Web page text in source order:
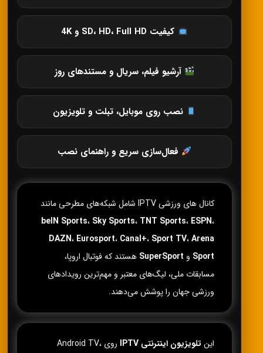
کیفیت SD، HD، Full HD و 4K
آرشیو فیلم، سریال و مستندهای روز
نصب روی موبایل، تبلت و تلویزیون
فعال‌سازی سریع و راهنمای نصب
کانال های ورزشی IPTV شامل شبکه‌های مطرحی مانند
beIN Sports، Sky Sports، TNT Sports، ESPN،
DAZN، Eurosport، Canal+، Sport TV،Arena
Sport و SuperSport هستند که فوتبال اروپا،
مسابقات ملی، لیگ‌های معتبر و مهم‌ترین رویدادهای
ورزشی جهان را پوشش می‌دهند.
این تلویزیون اینترنتی IPTV
روی Android TV،